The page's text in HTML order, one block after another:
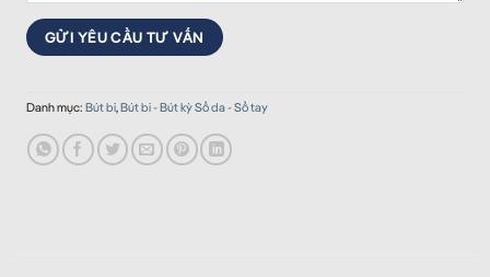
Danh mục: Bút bi Bút bi - Bút kỳ Sổ da - Sổ tay